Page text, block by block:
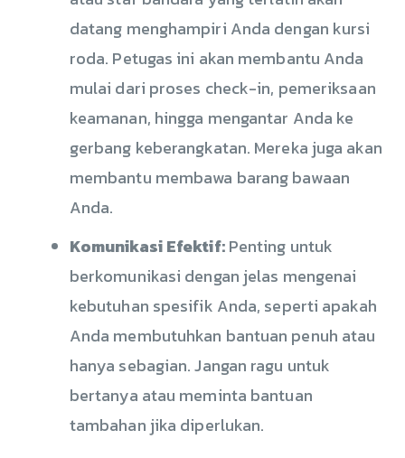
datang menghampiri Anda dengan kursi
roda. Petugas ini akan membantu Anda
mulai dari proses check-in, pemeriksaan
keamanan, hingga mengantar Anda ke
gerbang keberangkatan. Mereka juga akan
membantu membawa barang bawaan
Anda.
Komunikasi Efektif:Penting untuk
berkomunikasi dengan jelas mengenai
kebutuhan spesifik Anda, seperti apakah
Anda membutuhkan bantuan penuh atau
hanya sebagian. Jangan ragu untuk
bertanya atau meminta bantuan
tambahan jika diperlukan.